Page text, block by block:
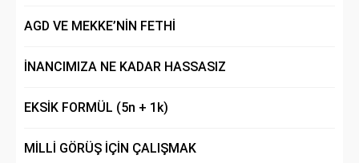
AGD VE MEKKE’NİN FETHİ
İNANCIMIZA NE KADAR HASSASIZ
EKSİK FORMÜL (5n + 1k)
MİLLİ GÖRÜŞ İÇİN ÇALIŞMAK